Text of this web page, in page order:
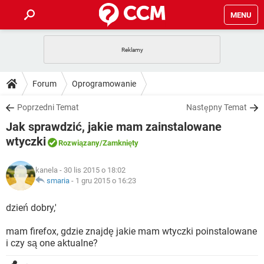
MENU
GRY WHATSAPP
SPOTIFY
INSTAGRAM FACEBOOK
WINDOWS 10
PORADY
PlayStation TIKTOK
SPOTIFY
WINDOWS 10
DO POBRANIA
ANDROID TIKTOK
GRY
IOS
INSTAGRAM
WINDOWS 10
FORUM
GRY
ARTYKUŁY
COVID-19
GRY
SPOTIFY NETFLIX
INSTAGRAM
Forum Oprogramowanie
Poprzedni Temat Następny Temat
Jak sprawdzić, jakie mam zainstalowane
wtyczki
Rozwiązany/Zamknięty
kanela - 30 lis 2015 o 18:02
smaria - 1 gru 2015 o 16:23
dzień dobry,'
mam firefox, gdzie znajdę jakie mam wtyczki poinstalowane
i czy są one aktualne?